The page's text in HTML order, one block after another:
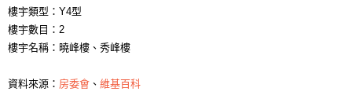
樓宇類型：Y4型
樓宇數目：2
樓宇名稱：曉峰樓、秀峰樓
資料來源： 房委會 、 維基百科